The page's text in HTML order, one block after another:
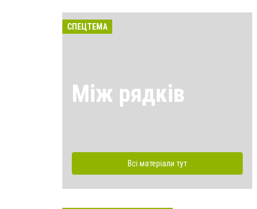
СПЕЦТЕМА
Між рядків
Всі матеріали тут